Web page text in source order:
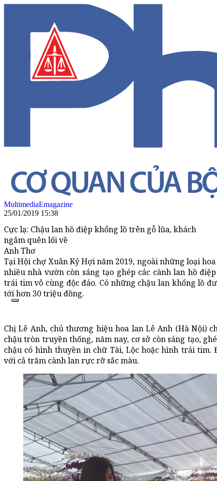
MultimediaEmagazine
25/01/2019 15:38
Cực lạ: Chậu lan hồ điệp khổng lồ trên gỗ lũa, khách
ngắm quên lối về
Anh Thơ
Tại Hội chợ Xuân Kỷ Hợi năm 2019, ngoài những loại
nhiều nhà vườn còn sáng tạo ghép các cành lan hồ
trái tim vô cùng độc đáo. Có những chậu lan khổng lồ
tới hơn 30 triệu đồng.
Chị Lê Anh, chủ thương hiệu hoa lan Lê Anh (Hà Nội)
chậu tròn truyền thống, năm nay, cơ sở còn sáng tạo,
chậu có hình thuyền in chữ Tài, Lộc hoặc hình trái
với cả trăm cành lan rực rỡ sắc màu.